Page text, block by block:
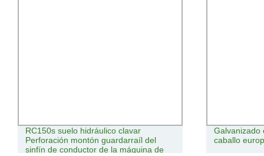
RC150s suelo hidráulico clavar
Perforación montón guardarraíl del
sinfín de conductor de la máquina de
Galvanizado
caballo